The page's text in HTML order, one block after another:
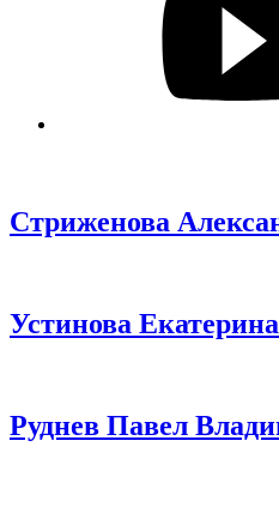
Стриженова
Устинова
Руднев Павел